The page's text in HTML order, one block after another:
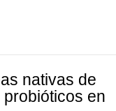
nativas de
en